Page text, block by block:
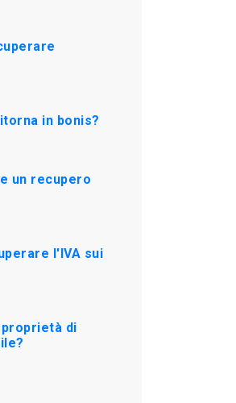
in bonis?
un recupero
l'IVA sui
di